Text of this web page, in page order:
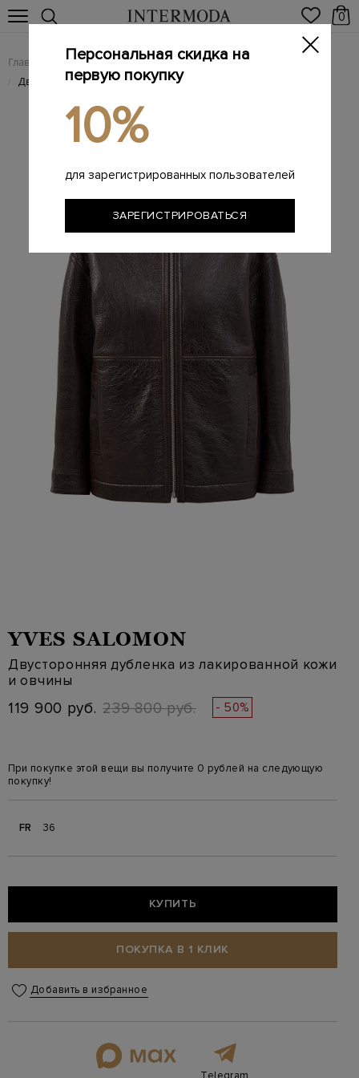
0
Главная Женщинам
/ Двусторонняя дубленка из лакированной кожи и овчины
YVES SALOMON
Двусторонняя дубленка из лакированной кожи
и овчины
119 900 руб. 239 800 руб. - 50%
При покупке этой вещи вы получите 0 рублей на следующую
покупку!
FR 36
КУПИТЬ
ПОКУПКА В 1 КЛИК
Добавить в избранное
Telegram
Персональная скидка на
первую покупку
10%
для зарегистрированных пользователей
ЗАРЕГИСТРИРОВАТЬСЯ